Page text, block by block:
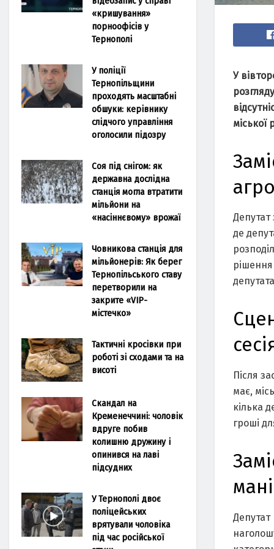
У
міської
Депутат
де
Після
має,
кілька
гроші
Депутат
«кришування»
порноофісів у
Тернополі
У поліції
Тернопільщини
проходять масштабні
обшуки: керівнику
слідчого управління
оголосили підозру
Соя під снігом: як
державна дослідна
станція могла втратити
мільйони на
«насіннєвому» врожаї
Човникова станція для
мільйонерів: Як берег
Тернопільського ставу
перетворили на
закрите «VIP-
містечко»
Тактичні кросівки при
роботі зі сходами та на
висоті
Скандал на
Кременеччині: чоловік
вдруге побив
колишню дружину і
опинився на лаві
підсудних
У Тернополі двоє
поліцейських
врятували чоловіка
під час російської